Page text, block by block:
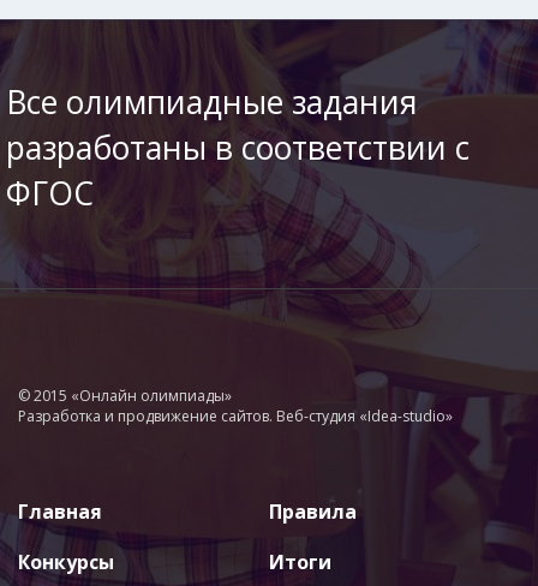
Все олимпиадные задания
разработаны в соответствии с
ФГОС
© 2015 «Онлайн олимпиады»
Разработка и продвижение сайтов. Веб-студия «Idea-studio»
Главная
Конкурсы
Правила
Итоги